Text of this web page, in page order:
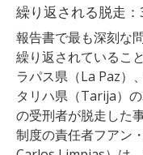
繰り返される脱走
報告書で最も深刻な
繰り返されているこ
ラパス県（La Paz）
タリハ県（Tarija）
の受刑者が脱走した
制度の責任者フアン